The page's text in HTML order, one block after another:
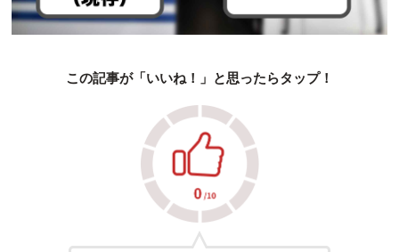
この記事が「いいね！」と思ったらタップ！